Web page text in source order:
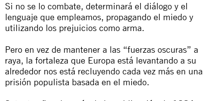
Si no se lo combate, determinará el diálogo y el
lenguaje que empleamos, propagando el miedo y
utilizando los prejuicios como arma.
Pero en vez de mantener a las “fuerzas oscuras” a
raya, la fortaleza que Europa está levantando a su
alrededor nos está recluyendo cada vez más en una
prisión populista basada en el miedo.